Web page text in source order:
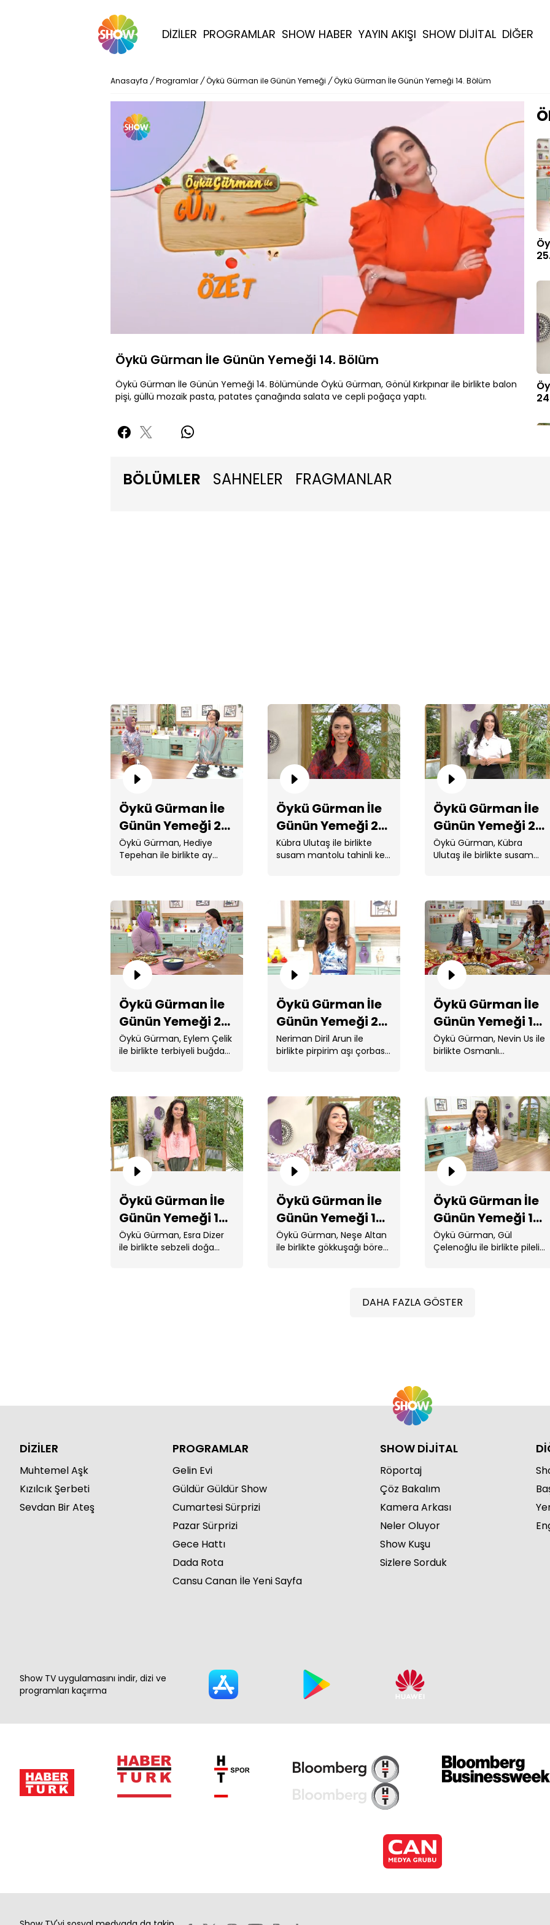
DİZİLER PROGRAMLAR SHOW HABER YAYIN AKIŞI SHOW DİJİTAL DİĞER
Anasayfa / Programlar / Öykü Gürman ile Günün Yemeği / Öykü Gürman İle Günün Yemeği 14. Bölüm
Öykü Gürman İle Günün Yemeği 14. Bölüm
Öykü Gürman İle Günün Yemeği 14. Bölümünde Öykü Gürman, Gönül Kırkpınar ile birlikte balon
pişi, güllü mozaik pasta, patates çanağında salata ve cepli poğaça yaptı.
BÖLÜMLER SAHNELER FRAGMANLAR
Öykü Gürman İle
Günün Yemeği 25.
Bölüm
Öykü Gürman, Hediye
Tepehan ile birlikte ay
Öykü Gürman İle
Günün Yemeği 24.
Bölüm
Kübra Ulutaş ile birlikte
susam mantolu tahinli kek,
Öykü Gürman İle
Günün Yemeği 23.
Bölüm
Öykü Gürman, Kübra
Ulutaş ile birlikte susam
Öykü Gürman İle
Günün Yemeği 21.
Bölüm
Öykü Gürman, Eylem Çelik
ile birlikte terbiyeli buğday
Öykü Gürman İle
Günün Yemeği 20.
Bölüm
Neriman Diril Arun ile
birlikte pirpirim aşı çorbası,
Öykü Gürman İle
Günün Yemeği 19.
Bölüm
Öykü Gürman, Nevin Us ile
birlikte Osmanlı
terkib-i . ...
Öykü Gürman İle
Günün Yemeği 17.
Bölüm
Öykü Gürman, Esra Dizer
ile birlikte sebzeli doğa
Öykü Gürman İle
Günün Yemeği 16.
Bölüm
Öykü Gürman, Neşe Altan
ile birlikte gökkuşağı börek,
Öykü Gürman İle
Günün Yemeği 15.
Bölüm
Öykü Gürman, Gül
Çelenoğlu ile birlikte pileli
DAHA FAZLA GÖSTER
DİZİLER
Muhtemel Aşk
Kızılcık Şerbeti
Sevdan Bir Ateş
PROGRAMLAR
Gelin Evi
Güldür Güldür Show
Cumartesi Sürprizi
Pazar Sürprizi
Gece Hattı
Dada Rota
Cansu Canan İle Yeni Sayfa
SHOW DİJİTAL
Röportaj
Çöz Bakalım
Kamera Arkası
Neler Oluyor
Show Kuşu
Sizlere Sorduk
Show TV uygulamasını indir, dizi ve
programları kaçırma